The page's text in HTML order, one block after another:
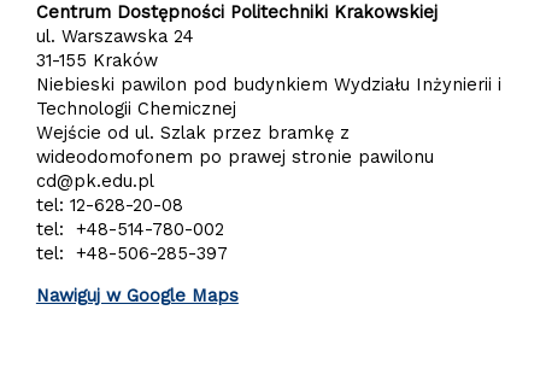
Centrum Dostępności Politechniki Krakowskiej
ul. Warszawska 24
31-155 Kraków
Niebieski pawilon pod budynkiem Wydziału Inżynierii i
Technologii Chemicznej
Wejście od ul. Szlak przez bramkę z
wideodomofonem po prawej stronie pawilonu
cd@pk.edu.pl
tel: 12-628-20-08
tel: +48-514-780-002
tel: +48-506-285-397
Nawiguj w Google Maps